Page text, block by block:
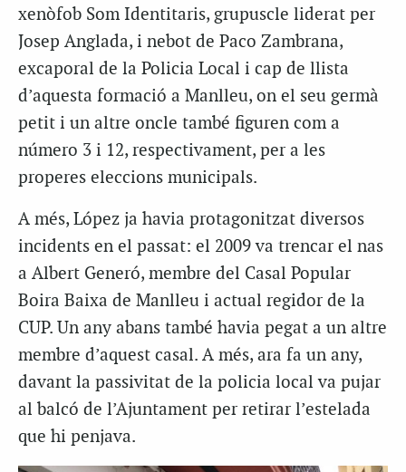
xenòfob Som Identitaris, grupuscle liderat per
Josep Anglada, i nebot de Paco Zambrana,
excaporal de la Policia Local i cap de llista
d’aquesta formació a Manlleu, on el seu germà
petit i un altre oncle també figuren com a
número 3 i 12, respectivament, per a les
properes eleccions municipals.
A més, López ja havia protagonitzat diversos
incidents en el passat: el 2009 va trencar el nas
a Albert Generó, membre del Casal Popular
Boira Baixa de Manlleu i actual regidor de la
CUP. Un any abans també havia pegat a un altre
membre d’aquest casal. A més, ara fa un any,
davant la passivitat de la policia local va pujar
al balcó de l’Ajuntament per retirar l’estelada
que hi penjava.